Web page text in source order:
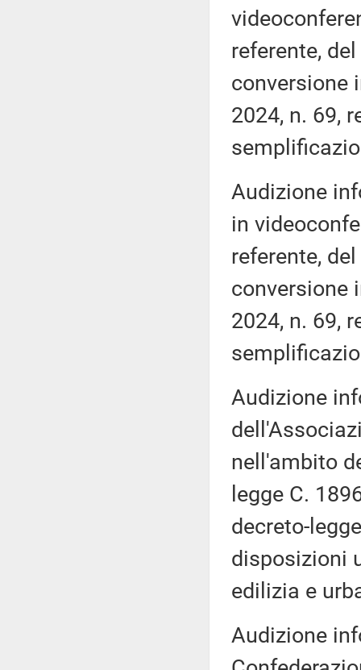
referente,
conversione
2024, n. 69,
Audizione
in
referente,
conversione
2024, n. 69,
Audizione
nell'ambito
legge C.
decreto-
disposizioni
edilizia e
Audizione